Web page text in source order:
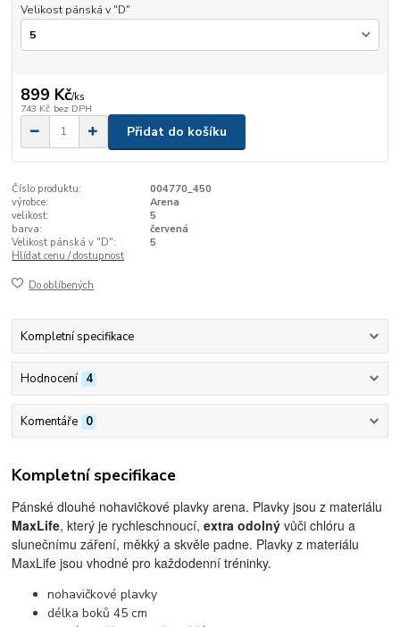
Velikost pánská v "D"
899 Kč/ks
743 Kč bez DPH
Přidat do košíku
Číslo produktu:
004770_450
výrobce:
Arena
velikost:
5
barva:
červená
Velikost pánská v "D":
5
Hlídat cenu / dostupnost
Do oblíbených
Kompletní specifikace
Hodnocení 4
Komentáře 0
Kompletní specifikace
Pánské dlouhé nohavičkové plavky arena. Plavky jsou z materiálu
MaxLife, který je rychleschnoucí,extra odolný vůči chlóru a
slunečnímu záření, měkký a skvěle padne. Plavky z materiálu
MaxLife jsou vhodné pro každodenní tréninky.
nohavičkové plavky
délka boků 45 cm